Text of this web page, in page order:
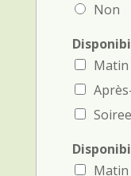
Non
Matin
Soiree
Matin